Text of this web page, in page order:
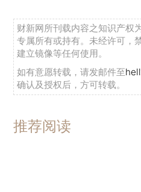
财新网所刊载内容之知识产权
专属所有或持有。未经许可，
建立镜像等任何使用。
如有意愿转载，请发邮件至
确认及授权后，方可转载。
推荐阅读